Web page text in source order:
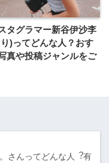
タグラマー新谷伊沙李
)ってどんな⼈？おす
真や投稿ジャンルをご
さんってどんな⼈︖有